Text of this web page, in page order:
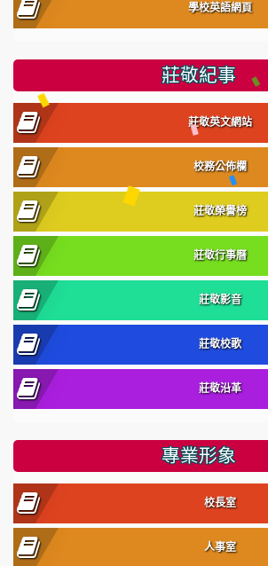
學校英語網頁
莊敬紀事
莊敬英文網站
校務公佈欄
莊敬榮譽榜
莊敬行事曆
莊敬影音
莊敬校歌
莊敬沿革
專業形象
校長室
人事室